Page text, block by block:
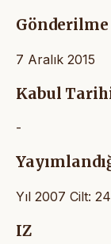
7 Aralık 2015
Kabul
-
Yıl 2007 Cilt:
IZ